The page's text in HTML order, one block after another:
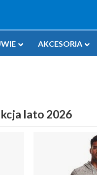
AKCESORIA
lato 2026